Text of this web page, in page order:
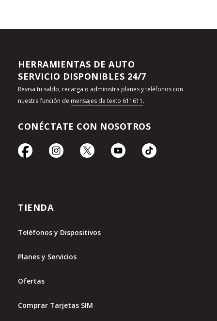
HERRAMIENTAS DE AUTO
SERVICIO DISPONIBLES 24/7
Revisa tu saldo, recarga o administra planes y teléfonos con
nuestra función de mensajes de texto 611611 .
CONÉCTATE CON NOSOTROS
TIENDA
Teléfonos y Dispositivos
Planes y Servicios
Ofertas
Comprar Tarjetas SIM